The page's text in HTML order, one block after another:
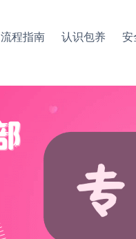
流程指南 认识包养 安